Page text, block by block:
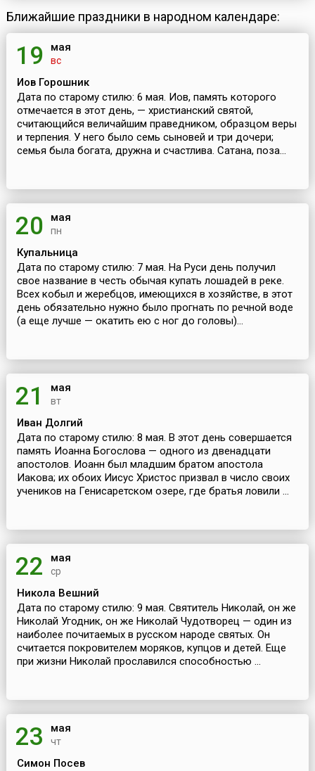
Ближайшие праздники в народном календаре:
19 мая
вс
Иов Горошник
Дата по старому стилю: 6 мая. Иов, память которого
отмечается в этот день, — христианский святой,
считающийся величайшим праведником, образцом веры
и терпения. У него было семь сыновей и три дочери;
семья была богата, дружна и счастлива. Сатана, поза...
20 мая
пн
Купальница
Дата по старому стилю: 7 мая. На Руси день получил
свое название в честь обычая купать лошадей в реке.
Всех кобыл и жеребцов, имеющихся в хозяйстве, в этот
день обязательно нужно было прогнать по речной воде
(а еще лучше — окатить ею с ног до головы)...
21 мая
вт
Иван Долгий
Дата по старому стилю: 8 мая. В этот день совершается
память Иоанна Богослова — одного из двенадцати
апостолов. Иоанн был младшим братом апостола
Иакова; их обоих Иисус Христос призвал в число своих
учеников на Генисаретском озере, где братья ловили ...
22 мая
ср
Никола Вешний
Дата по старому стилю: 9 мая. Святитель Николай, он же
Николай Угодник, он же Николай Чудотворец — один из
наиболее почитаемых в русском народе святых. Он
считается покровителем моряков, купцов и детей. Еще
при жизни Николай прославился способностью ...
23 мая
чт
Симон Посев